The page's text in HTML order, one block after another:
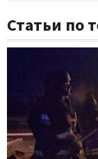
Статьи по